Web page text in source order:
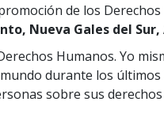
de los
Nueva Gales del
Humanos. Yo
durante los últimos
sobre sus